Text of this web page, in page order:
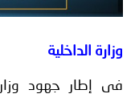
الأمانة
من
نحن
اتصل
بنا
وزارة الداخلية
فى إطار جهود